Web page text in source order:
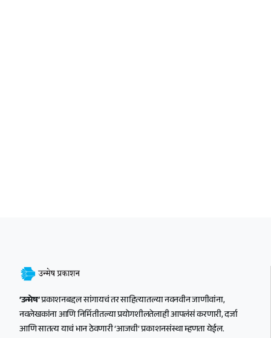
‘उन्मेष’प्रकाशनबद्दल सांगायचं तर साहित्यातल्या नवनवीन जाणीवांना,
नवलेखकांना आणि निर्मितीतल्या प्रयोगशीलतेलाही आपलंसं करणारी, दर्जा
आणि सातत्य याचं भान ठेवणारी ‘आजची’ प्रकाशनसंस्था म्हणता येईल.